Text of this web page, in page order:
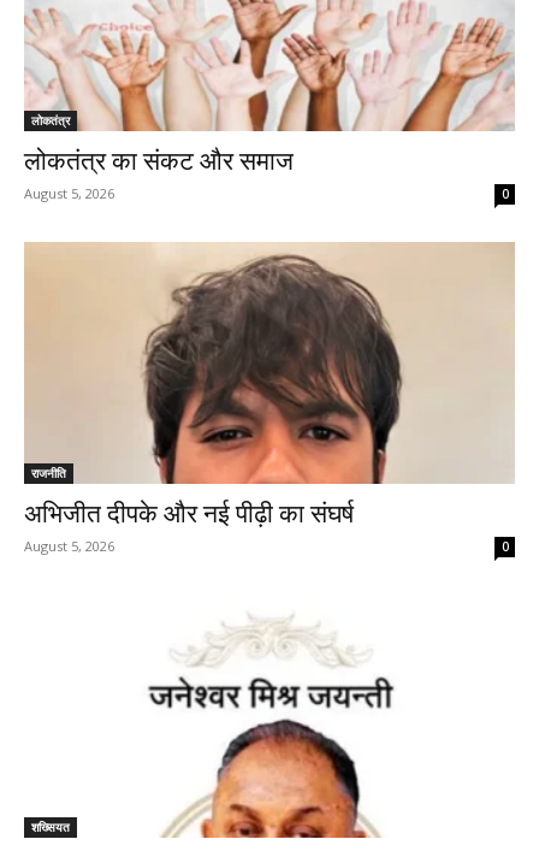
लोकतंत्र
लोकतंत्र का संकट और समाज
August 5, 2026 0
राजनीति
अभिजीत दीपके और नई पीढ़ी का संघर्ष
August 5, 2026 0
शख्सियत